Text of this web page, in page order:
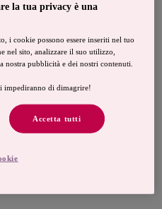
la tua privacy è una
i cookie possono essere inseriti nel tuo
nel sito, analizzare il suo utilizzo,
nostra pubblicità e dei nostri contenuti.
impediranno di dimagrire!
Accetta tutti